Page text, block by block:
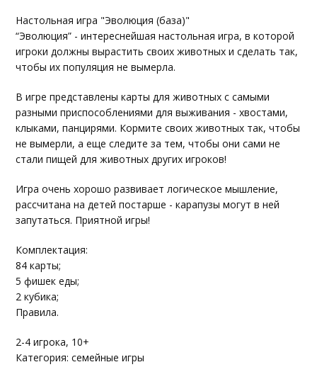
Настольная игра "Эволюция (база)"
“Эволюция” - интереснейшая настольная игра, в которой
игроки должны вырастить своих животных и сделать так,
чтобы их популяция не вымерла.
В игре представлены карты для животных с самыми
разными приспособлениями для выживания - хвостами,
клыками, панцирями. Кормите своих животных так, чтобы
не вымерли, а еще следите за тем, чтобы они сами не
стали пищей для животных других игроков!
Игра очень хорошо развивает логическое мышление,
рассчитана на детей постарше - карапузы могут в ней
запутаться. Приятной игры!
Комплектация:
84 карты;
5 фишек еды;
2 кубика;
Правила.
2-4 игрока, 10+
Категория: семейные игры